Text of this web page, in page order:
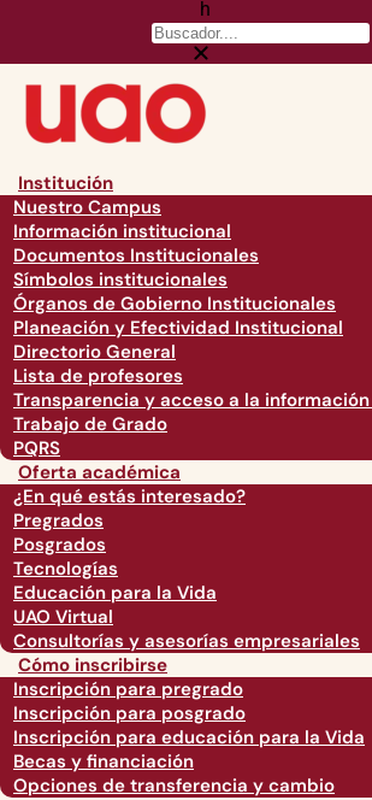
h
Institución
Nuestro Campus
Información institucional
Documentos Institucionales
Símbolos institucionales
Órganos de Gobierno Institucionales
Planeación y Efectividad Institucional
Directorio General
Lista de profesores
Transparencia y acceso a la
Trabajo de Grado
PQRS
Oferta académica
¿En qué estás interesado?
Pregrados
Posgrados
Tecnologías
Educación para la Vida
UAO Virtual
Consultorías y asesorías empresariales
Cómo inscribirse
Inscripción para pregrado
Inscripción para posgrado
Inscripción para educación para la Vida
Becas y financiación
Opciones de transferencia y cambio